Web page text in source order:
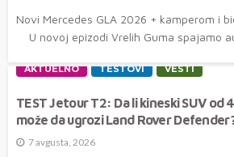
Novi Mercedes GLA 2026 + kamperom i
U novoj epizodi Vrelih Guma spajamo
AKTUELNO TESTOVI VESTI
TEST Jetour T2: Da li kineski SUV od
može da ugrozi Land Rover
7 avgusta, 2026